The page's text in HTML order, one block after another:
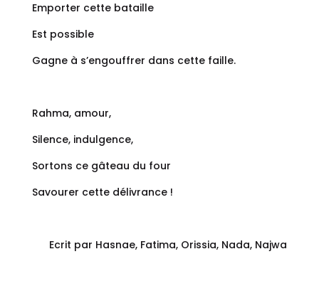
Emporter cette bataille
Est possible
Gagne à s’engouffrer dans cette faille.
Rahma, amour,
Silence, indulgence,
Sortons ce gâteau du four
Savourer cette délivrance !
Ecrit par Hasnae, Fatima, Orissia, Nada, Najwa